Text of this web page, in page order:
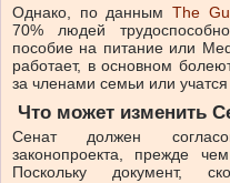
Однако, по данным The
70% людей
пособие на питание или
работает, в основном
за членами семьи или учатся
Что может изменить
Сенат должен
законопроекта, прежде
Поскольку документ,